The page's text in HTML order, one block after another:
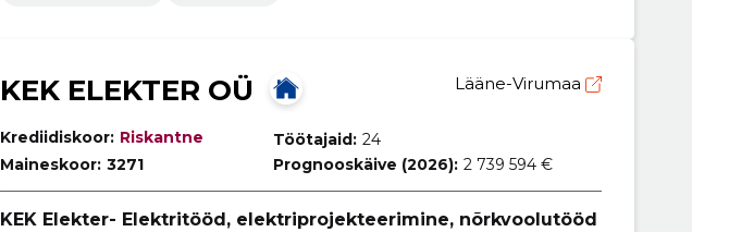
KEK ELEKTER OÜ Lääne-Virumaa
Krediidiskoor: Riskantne
Maineskoor: 3271
Töötajaid: 24
Prognooskäive (2026): 2 739 594 €
KEK Elekter- Elektritööd, elektriprojekteerimine, nõrkvoolutööd